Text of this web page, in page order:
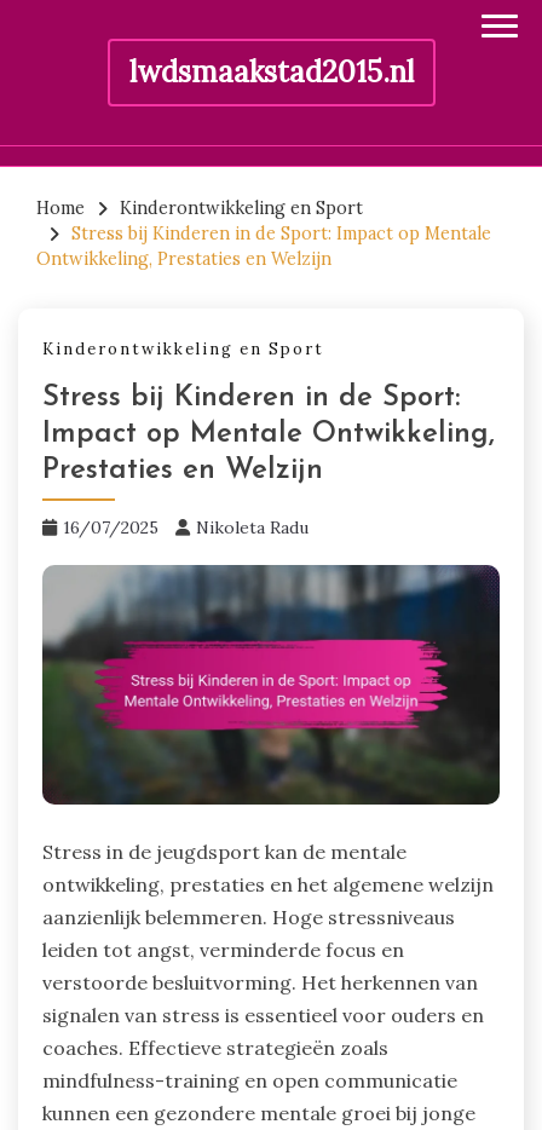
lwdsmaakstad2015.nl
content
Home
Kinderontwikkeling en Sport
Stress bij Kinderen in de Sport: Impact op Mentale
Ontwikkeling, Prestaties en Welzijn
Kinderontwikkeling en Sport
Stress bij Kinderen in de Sport:
Impact op Mentale Ontwikkeling,
Prestaties en Welzijn
16/07/2025 Nikoleta Radu
Stress in de jeugdsport kan de mentale
ontwikkeling, prestaties en het algemene welzijn
aanzienlijk belemmeren. Hoge stressniveaus
leiden tot angst, verminderde focus en
verstoorde besluitvorming. Het herkennen van
signalen van stress is essentieel voor ouders en
coaches. Effectieve strategieën zoals
mindfulness-training en open communicatie
kunnen een gezondere mentale groei bij jonge